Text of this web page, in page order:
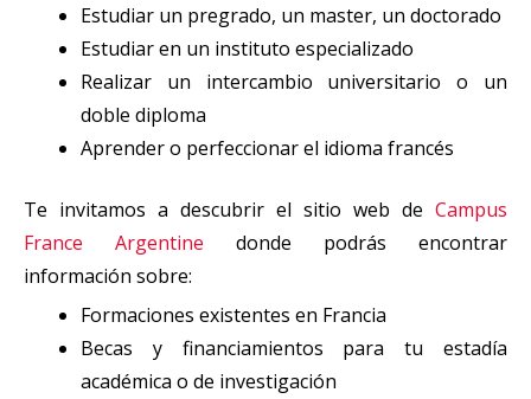
Estudiar un pregrado, un master, un doctorado
Estudiar en un instituto especializado
Realizar un intercambio universitario o un
doble diploma
Aprender o perfeccionar el idioma francés
Te invitamos a descubrir el sitio web de Campus
France Argentine donde podrás encontrar
información sobre:
Formaciones existentes en Francia
Becas y financiamientos para tu estadía
académica o de investigación